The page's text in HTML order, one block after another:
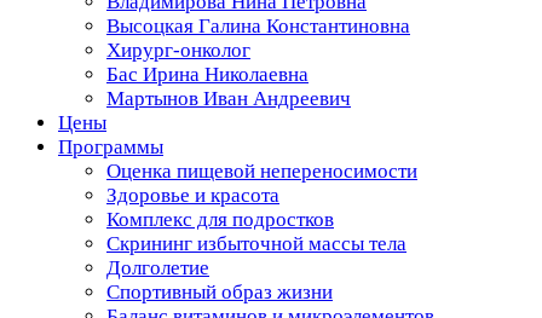
Высоцкая Галина Константиновна
Хирург-онколог
Бас Ирина Николаевна
Мартынов Иван Андреевич
Цены
Программы
Оценка пищевой непереносимости
Здоровье и красота
Комплекс для подростков
Скрининг избыточной массы тела
Долголетие
Спортивный образ жизни